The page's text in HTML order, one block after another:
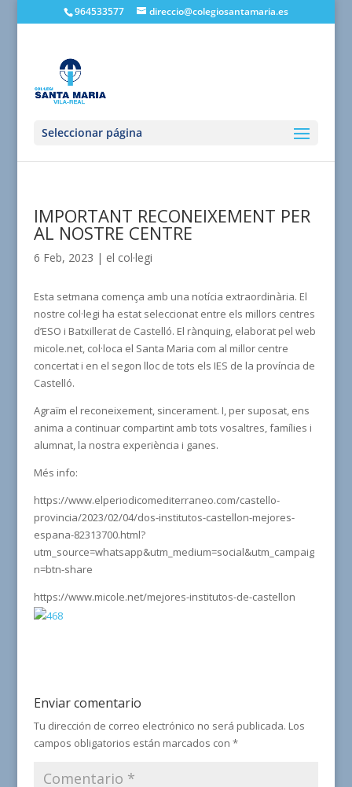
964533577 direccio@colegiosantamaria.es
Seleccionar página
IMPORTANT RECONEIXEMENT PER
AL NOSTRE CENTRE
6 Feb, 2023 | el col·legi
Esta setmana comença amb una notícia extraordinària. El
nostre col·legi ha estat seleccionat entre els millors centres
d’ESO i Batxillerat de Castelló. El rànquing, elaborat pel web
micole.net, col·loca el Santa Maria com al millor centre
concertat i en el segon lloc de tots els IES de la província de
Castelló.
Agraïm el reconeixement, sincerament. I, per suposat, ens
anima a continuar compartint amb tots vosaltres, famílies i
alumnat, la nostra experiència i ganes.
Més info:
https://www.elperiodicomediterraneo.com/castello-
provincia/2023/02/04/dos-institutos-castellon-mejores-
espana-82313700.html?
utm_source=whatsapp&utm_medium=social&utm_campaig
n=btn-share
https://www.micole.net/mejores-institutos-de-castellon
Enviar comentario
Tu dirección de correo electrónico no será publicada. Los
campos obligatorios están marcados con *